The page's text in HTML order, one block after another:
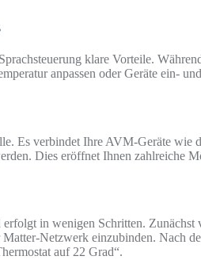
klare Vorteile.
anpassen oder Geräte ein-
Es verbindet Ihre AVM-Geräte wie
Dies eröffnet Ihnen zahlreiche
in wenigen Schritten.
Netzwerk einzubinden. Nach
auf 22 Grad“.